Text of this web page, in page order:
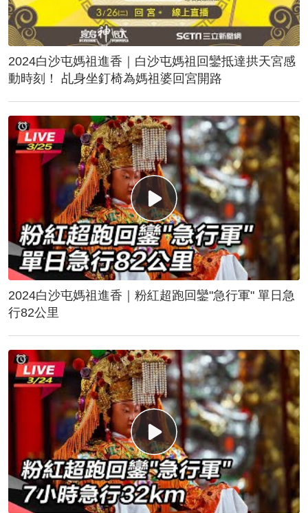
2024白沙屯媽祖進香｜白沙屯媽祖回鑾抵達拱天宮感
動時刻！ 乩身坐釘椅為媽祖婆回宮開路
2024白沙屯媽祖進香｜粉紅超跑回鑾"急行軍" 單日急
行82公里